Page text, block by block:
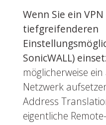
Wenn Sie ein
tiefgreifenderen
SonicWALL)
möglicherweise
Netzwerk
Address
eigentliche